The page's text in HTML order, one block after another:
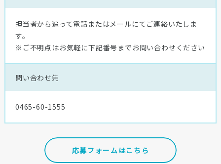
担当者から追って電話またはメールにてご連絡いたしま
す。
※ご不明点はお気軽に下記番号までお問い合わせください
問い合わせ先
0465-60-1555
応募フォームはこちら